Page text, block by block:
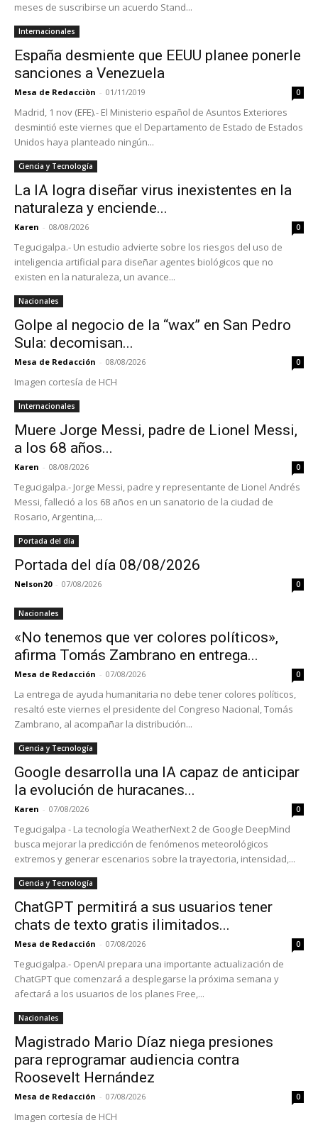
meses de suscribirse un acuerdo Stand...
Internacionales
España desmiente que EEUU planee ponerle
sanciones a Venezuela
Mesa de Redacciòn - 01/11/2019 0
Madrid, 1 nov (EFE).- El Ministerio español de Asuntos Exteriores
desmintió este viernes que el Departamento de Estado de Estados
Unidos haya planteado ningún...
Ciencia y Tecnología
La IA logra diseñar virus inexistentes en la
naturaleza y enciende...
Karen - 08/08/2026 0
Tegucigalpa.- Un estudio advierte sobre los riesgos del uso de
inteligencia artificial para diseñar agentes biológicos que no
existen en la naturaleza, un avance...
Nacionales
Golpe al negocio de la “wax” en San Pedro
Sula: decomisan...
Mesa de Redacción - 08/08/2026 0
Imagen cortesía de HCH
Internacionales
Muere Jorge Messi, padre de Lionel Messi,
a los 68 años...
Karen - 08/08/2026 0
Tegucigalpa.- Jorge Messi, padre y representante de Lionel Andrés
Messi, falleció a los 68 años en un sanatorio de la ciudad de
Rosario, Argentina,...
Portada del día
Portada del día 08/08/2026
Nelson20 - 07/08/2026 0
Nacionales
«No tenemos que ver colores políticos»,
afirma Tomás Zambrano en entrega...
Mesa de Redacción - 07/08/2026 0
La entrega de ayuda humanitaria no debe tener colores políticos,
resaltó este viernes el presidente del Congreso Nacional, Tomás
Zambrano, al acompañar la distribución...
Ciencia y Tecnología
Google desarrolla una IA capaz de anticipar
la evolución de huracanes...
Karen - 07/08/2026 0
Tegucigalpa - La tecnología WeatherNext 2 de Google DeepMind
busca mejorar la predicción de fenómenos meteorológicos
extremos y generar escenarios sobre la trayectoria, intensidad,...
Ciencia y Tecnología
ChatGPT permitirá a sus usuarios tener
chats de texto gratis ilimitados...
Mesa de Redacción - 07/08/2026 0
Tegucigalpa.- OpenAI prepara una importante actualización de
ChatGPT que comenzará a desplegarse la próxima semana y
afectará a los usuarios de los planes Free,...
Nacionales
Magistrado Mario Díaz niega presiones
para reprogramar audiencia contra
Roosevelt Hernández
Mesa de Redacción - 07/08/2026 0
Imagen cortesía de HCH